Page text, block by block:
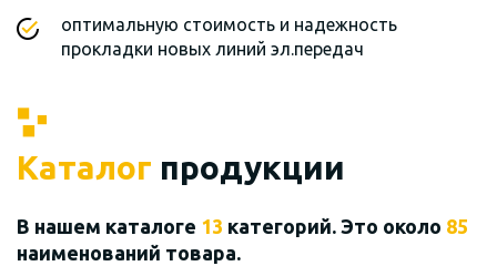
оптимальную стоимость и надежность
прокладки новых линий эл.передач
Каталог продукции
В нашем каталоге 13 категорий. Это около 85
наименований товара.